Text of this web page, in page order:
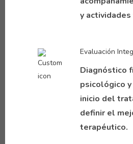
y
Evaluación
Diagnóstico
psicológico
inicio del
definir el
terapéutico.